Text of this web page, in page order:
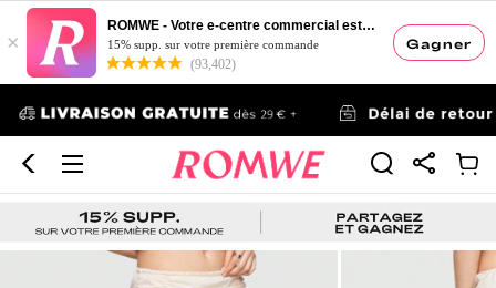
Gagner
×
ROMWE - Votre e-centre commercial esthétique
15% supp. sur votre première commande
(93,402)